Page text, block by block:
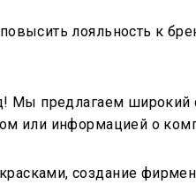
лояльность к
Мы предлагаем
или информацией о
создание